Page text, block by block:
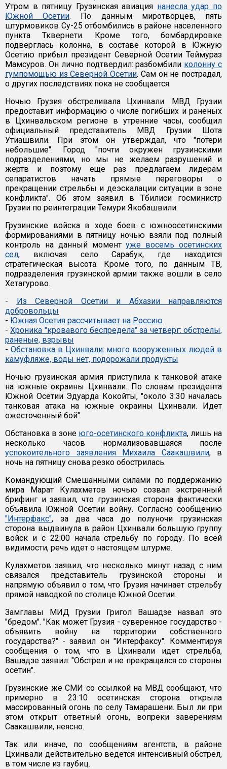
Утром в пятницу Грузинская авиация нанесла удар по
Южной Осетии. По данным миротворцев, пять
штурмовиков Су-25 отбомбились в районе населенного
пункта Тквернети. Кроме того, бомбардировке
подверглась колонна, в составе которой в Южную
Осетию прибыл президент Северной Осетии Теймураз
Мамсуров. Он лично подтвердил: разбомбили колонну с
гумпомощью из Северной Осетии. Сам он не пострадал,
о других последствиях пока не сообщается.
Ночью Грузия обстреливала Цхинвали. МВД Грузии
предоставит информацию о числе погибших и раненых
в Цхинвальском регионе в утренние часы, сообщил
официальный представитель МВД Грузии Шота
Утиашвили. При этом он утверждал, что "потери
небольшие". Город "почти окружен грузинскими
подразделениями, но мы не желаем разрушений и
жертв и поэтому еще раз предлагаем лидерам
сепаратистов начать прямые переговоры о
прекращении стрельбы и деэскалации ситуации в зоне
конфликта". Об этом заявил в Тбилиси госминистр
Грузии по реинтеграции Темури Якобашвили.
Грузинские войска в ходе боев с южноосетинскими
формированиями в пятницу ночью взяли под полный
контроль на данный моментуже восемь осетинских
сел, включая село Сарабук, где находится
стратегическая высота. Кроме того, по данным ТВ,
подразделения грузинской армии также вошли в село
Хетагурово.
- Из Северной Осетии и Абхазии направляются
добровольцы
- Южная Осетия рассчитывает на Россию
-Хроника "кровавого беспредела" за четверг: обстрелы,
раненые, взрывы
- Обстановка в Цхинвали: много вооруженных людей в
камуфляже, воды нет, подорожали продукты
Ночью грузинская армия приступила к танковой атаке
на южные окраины Цхинвали. По словам президента
Южной Осетии Эдуарда Кокойты, "около 3:30 началась
танковая атака на южные окраины Цхинвали. Идет
ожесточенный бой".
Обстановка в зоне юго-осетинского конфликта, лишь на
несколько часов нормализовавшаяся после
успокоительного заявления Михаила Саакашвили, в
ночь на пятницу снова резко обострилась.
Командующий Смешанными силами по поддержанию
мира Марат Кулахметов ночью созвал экстренный
брифинг и заявил, что грузинская сторона фактически
объявила Южной Осетии войну. Согласно сообщению
"Интерфакс", за два часа до полуночи грузинская
сторона выдвинула в район Цхинвали большую группу
войск и с 22:00 начала стрельбу по городу. По всей
видимости, речь идет о настоящем штурме.
Кулахметов заявил, что несколько минут назад с ним
связался представитель грузинской стороны и
напрямую объявил о том, что Грузия начинает стрельбу
прямой наводкой по столице Южной Осетии.
Замглавы МИД Грузии Григол Вашадзе назвал это
"бредом". "Как может Грузия - суверенное государство -
объявить войну на территории собственного
государства?" - заявил он "Интерфаксу". Комментируя
сообщения о том, что в Цхинвали идет стрельба,
Вашадзе заявил: "Обстрел и не прекращался со стороны
осетин".
Грузинские же СМИ со ссылкой на МВД сообщают, что
примерно в 23:10 осетинская сторона открыла
массированный огонь по селу Тамарашени. Был ли при
этом открыт ответный огонь, вопреки заверениям
Саакашвили, неясно.
Так или иначе, по сообщениям агентств, в районе
Цхинвали действительно ведется интенсивный обстрел,
в том числе из гаубиц.